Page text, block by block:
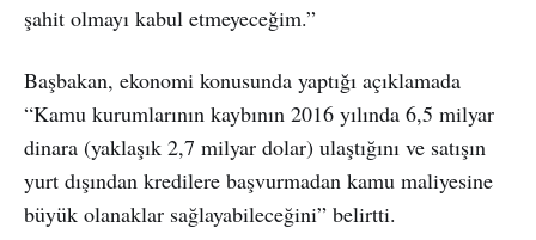
şahit olmayı kabul etmeyeceğim.”
Başbakan, ekonomi konusunda yaptığı açıklamada
“Kamu kurumlarının kaybının 2016 yılında 6,5 milyar
dinara (yaklaşık 2,7 milyar dolar) ulaştığını ve satışın
yurt dışından kredilere başvurmadan kamu maliyesine
büyük olanaklar sağlayabileceğini” belirtti.